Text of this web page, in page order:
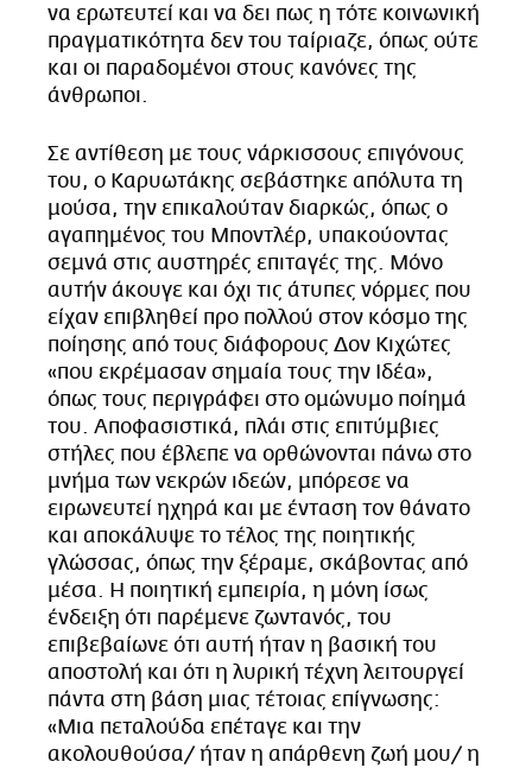
να ερωτευτεί και να δει πως η τότε κοινωνική
πραγματικότητα δεν του ταίριαζε, όπως ούτε
και οι παραδομένοι στους κανόνες της
άνθρωποι.
Σε αντίθεση με τους νάρκισσους επιγόνους
του, ο Καρυωτάκης σεβάστηκε απόλυτα τη
μούσα, την επικαλούταν διαρκώς, όπως ο
αγαπημένος του Μποντλέρ, υπακούοντας
σεμνά στις αυστηρές επιταγές της. Μόνο
αυτήν άκουγε και όχι τις άτυπες νόρμες που
είχαν επιβληθεί προ πολλού στον κόσμο της
ποίησης από τους διάφορους Δον Κιχώτες
«που εκρέμασαν σημαία τους την Ιδέα»,
όπως τους περιγράφει στο ομώνυμο ποίημά
του. Αποφασιστικά, πλάι στις επιτύμβιες
στήλες που έβλεπε να ορθώνονται πάνω στο
μνήμα των νεκρών ιδεών, μπόρεσε να
ειρωνευτεί ηχηρά και με ένταση τον θάνατο
και αποκάλυψε το τέλος της ποιητικής
γλώσσας, όπως την ξέραμε, σκάβοντας από
μέσα. Η ποιητική εμπειρία, η μόνη ίσως
ένδειξη ότι παρέμενε ζωντανός, του
επιβεβαίωνε ότι αυτή ήταν η βασική του
αποστολή και ότι η λυρική τέχνη λειτουργεί
πάντα στη βάση μιας τέτοιας επίγνωσης:
«Μια πεταλούδα επέταγε και την
ακολουθούσα/ ήταν η απάρθενη ζωή μου/ η